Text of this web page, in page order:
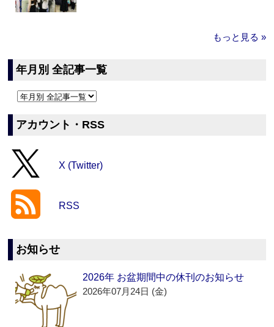
もっと見る »
年月別 全記事一覧
アカウント・RSS
X (Twitter)
RSS
お知らせ
2026年 お盆期間中の休刊のお知らせ
2026年07月24日 (金)